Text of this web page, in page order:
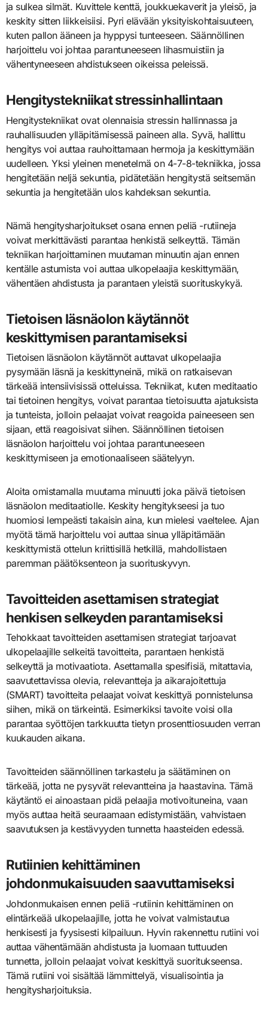
ja sulkea silmät. Kuvittele kenttä, joukkuekaverit ja yleisö, ja
keskity sitten liikkeisiisi. Pyri elävään yksityiskohtaisuuteen,
kuten pallon ääneen ja hyppysi tunteeseen. Säännöllinen
harjoittelu voi johtaa parantuneeseen lihasmuistiin ja
vähentyneeseen ahdistukseen oikeissa peleissä.
Hengitystekniikat stressinhallintaan
Hengitystekniikat ovat olennaisia stressin hallinnassa ja
rauhallisuuden ylläpitämisessä paineen alla. Syvä, hallittu
hengitys voi auttaa rauhoittamaan hermoja ja keskittymään
uudelleen. Yksi yleinen menetelmä on 4-7-8-tekniikka, jossa
hengitetään neljä sekuntia, pidätetään hengitystä seitsemän
sekuntia ja hengitetään ulos kahdeksan sekuntia.
Nämä hengitysharjoitukset osana ennen peliä -rutiineja
voivat merkittävästi parantaa henkistä selkeyttä. Tämän
tekniikan harjoittaminen muutaman minuutin ajan ennen
kentälle astumista voi auttaa ulkopelaajia keskittymään,
vähentäen ahdistusta ja parantaen yleistä suorituskykyä.
Tietoisen läsnäolon käytännöt
keskittymisen parantamiseksi
Tietoisen läsnäolon käytännöt auttavat ulkopelaajia
pysymään läsnä ja keskittyneinä, mikä on ratkaisevan
tärkeää intensiivisissä otteluissa. Tekniikat, kuten meditaatio
tai tietoinen hengitys, voivat parantaa tietoisuutta ajatuksista
ja tunteista, jolloin pelaajat voivat reagoida paineeseen sen
sijaan, että reagoisivat siihen. Säännöllinen tietoisen
läsnäolon harjoittelu voi johtaa parantuneeseen
keskittymiseen ja emotionaaliseen säätelyyn.
Aloita omistamalla muutama minuutti joka päivä tietoisen
läsnäolon meditaatiolle. Keskity hengitykseesi ja tuo
huomiosi lempeästi takaisin aina, kun mielesi vaeltelee. Ajan
myötä tämä harjoittelu voi auttaa sinua ylläpitämään
keskittymistä ottelun kriittisillä hetkillä, mahdollistaen
paremman päätöksenteon ja suorituskyvyn.
Tavoitteiden asettamisen strategiat
henkisen selkeyden parantamiseksi
Tehokkaat tavoitteiden asettamisen strategiat tarjoavat
ulkopelaajille selkeitä tavoitteita, parantaen henkistä
selkeyttä ja motivaatiota. Asettamalla spesifisiä, mitattavia,
saavutettavissa olevia, relevantteja ja aikarajoitettuja
(SMART) tavoitteita pelaajat voivat keskittyä ponnistelunsa
siihen, mikä on tärkeintä. Esimerkiksi tavoite voisi olla
parantaa syöttöjen tarkkuutta tietyn prosenttiosuuden verran
kuukauden aikana.
Tavoitteiden säännöllinen tarkastelu ja säätäminen on
tärkeää, jotta ne pysyvät relevantteina ja haastavina. Tämä
käytäntö ei ainoastaan pidä pelaajia motivoituneina, vaan
myös auttaa heitä seuraamaan edistymistään, vahvistaen
saavutuksen ja kestävyyden tunnetta haasteiden edessä.
Rutiinien kehittäminen
johdonmukaisuuden saavuttamiseksi
Johdonmukaisen ennen peliä -rutiinin kehittäminen on
elintärkeää ulkopelaajille, jotta he voivat valmistautua
henkisesti ja fyysisesti kilpailuun. Hyvin rakennettu rutiini voi
auttaa vähentämään ahdistusta ja luomaan tuttuuden
tunnetta, jolloin pelaajat voivat keskittyä suoritukseensa.
Tämä rutiini voi sisältää lämmittelyä, visualisointia ja
hengitysharjoituksia.